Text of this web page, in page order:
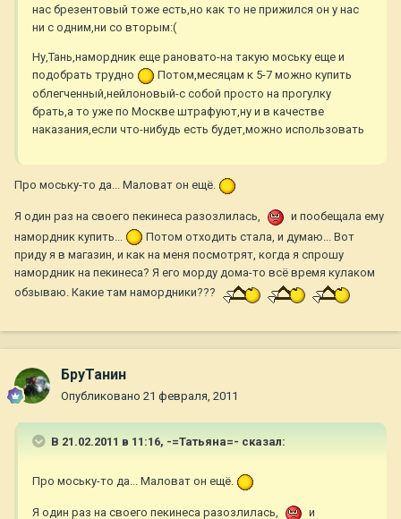
нас брезентовый тоже есть,но как то не прижился он у нас
ни с одним,ни со вторым:(
Ну,Тань,намордник еще рановато-на такую моську еще и
подобрать трудно
Потом,месяцам к 5-7 можно купить
облегченный,нейлоновый-с собой просто на прогулку
брать,а то уже по Москве штрафуют,ну и в качестве
наказания,если что-нибудь есть будет,можно использовать
Про моську-то да... Маловат он ещё.
Я один раз на своего пекинеса разозлилась,
и пообещала ему
намордник купить...
Потом отходить стала, и думаю... Вот
приду я в магазин, и как на меня посмотрят, когда я спрошу
намордник на пекинеса? Я его морду дома-то всё время кулаком
обзываю. Какие там намордники???
БруТанин
Опубликовано 21 февраля, 2011
В 21.02.2011 в 11:16, -=Татьяна=- сказал:
Про моську-то да... Маловат он ещё.
Я один раз на своего пекинеса разозлилась,
и